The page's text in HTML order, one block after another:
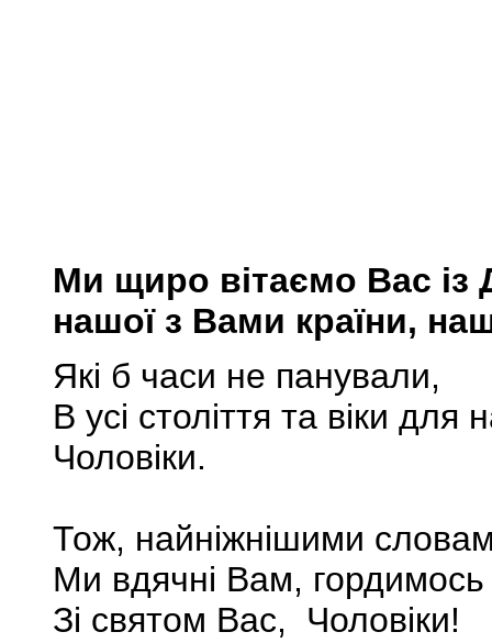
Ми щиро вітаємо Вас із
нашої з Вами країни,
Якi б часи не панували,
В усi столiття та вiки
Чоловiки.
Тож, найнiжнiшими
Ми вдячнi Вам,
Зi святом Вас, Чоловіки!